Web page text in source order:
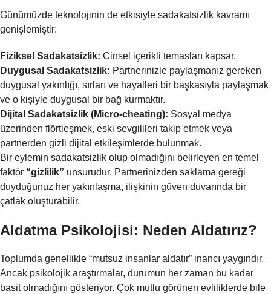
Günümüzde teknolojinin de etkisiyle sadakatsizlik kavramı
genişlemiştir:
Fiziksel Sadakatsizlik: Cinsel içerikli temasları kapsar.
Duygusal Sadakatsizlik: Partnerinizle paylaşmanız gereken
duygusal yakınlığı, sırları ve hayalleri bir başkasıyla paylaşmak
ve o kişiyle duygusal bir bağ kurmaktır.
Dijital Sadakatsizlik (Micro-cheating): Sosyal medya
üzerinden flörtleşmek, eski sevgilileri takip etmek veya
partnerden gizli dijital etkileşimlerde bulunmak.
Bir eylemin sadakatsizlik olup olmadığını belirleyen en temel
faktör “gizlilik” unsurudur. Partnerinizden saklama gereği
duyduğunuz her yakınlaşma, ilişkinin güven duvarında bir
çatlak oluşturabilir.
Aldatma Psikolojisi: Neden Aldatırız?
Toplumda genellikle “mutsuz insanlar aldatır” inancı yaygındır.
Ancak psikolojik araştırmalar, durumun her zaman bu kadar
basit olmadığını gösteriyor. Çok mutlu görünen evliliklerde bile